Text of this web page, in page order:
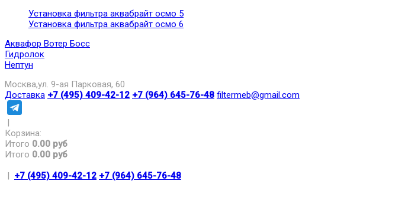
Установка фильтра аквабрайт осмо 5
Установка фильтра аквабрайт осмо 6
Аквафор Вотер Босс
Гидролок
Нептун
Москва,ул. 9-ая Парковая, 60
Доставка +7 (495) 409-42-12 +7 (964) 645-76-48 filtermeb@gmail.com
|
Корзина:
Итого 0.00 руб
Итого 0.00 руб
| +7 (495) 409-42-12 +7 (964) 645-76-48